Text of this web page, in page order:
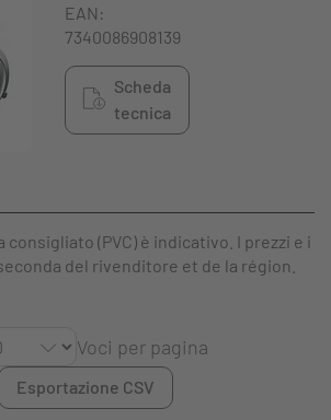
EAN:
7340086908139
Scheda
tecnica
consigliato (PVC) è indicativo. I prezzi e i
del rivenditore et de la région.
Voci per pagina
Esportazione CSV